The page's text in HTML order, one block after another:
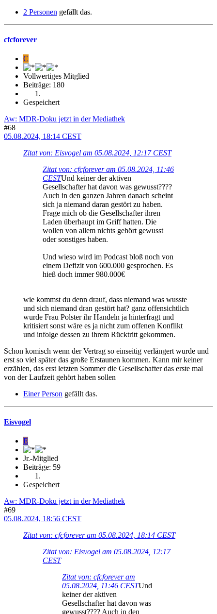
2 Personen gefällt das.
cfcforever
C
Vollwertiges Mitglied
Beiträge: 180
Gespeichert
Aw: MDR-Doku jetzt in der Mediathek
#68
05.08.2024, 18:14 CEST
Zitat von: Eisvogel am 05.08.2024, 12:17 CEST
Zitat von: cfcforever am 05.08.2024, 11:46
CESTUnd keiner der aktiven
Gesellschafter hat davon was gewusst????
Auch in den ganzen Jahren danach scheint
sich ja niemand daran gestört zu haben.
Frage mich ob die Gesellschafter ihren
Laden überhaupt im Griff hatten. Die
wollen von allem nichts gehört gewusst
oder sonstiges haben.
Und wieso wird im Podcast bloß noch von
einem Defizit von 600.000 gesprochen. Es
hieß doch immer 980.000€
wie kommst du denn drauf, dass niemand was wusste
und sich niemand dran gestört hat? ganz offensichtlich
wurde Frau Polster ihr Handeln ja hinterfragt und
kritisiert sonst wäre es ja nicht zum offenen Konflikt
und infolge dessen zu ihrem Rücktritt gekommen.
Schon komisch wenn der Vertrag so einseitig verlängert wurde und
erst so viel später das große Erstaunen kommen. Kann mir keiner
erzählen, das erst letzten Sommer die Gesellschafter das erste mal
von der Laufzeit gehört haben sollen
Einer Person gefällt das.
Eisvogel
E
Jr.-Mitglied
Beiträge: 59
Gespeichert
Aw: MDR-Doku jetzt in der Mediathek
#69
05.08.2024, 18:56 CEST
Zitat von: cfcforever am 05.08.2024, 18:14 CEST
Zitat von: Eisvogel am 05.08.2024, 12:17
CEST
Zitat von: cfcforever am
05.08.2024, 11:46 CESTUnd
keiner der aktiven
Gesellschafter hat davon was
gewusst???? Auch in den